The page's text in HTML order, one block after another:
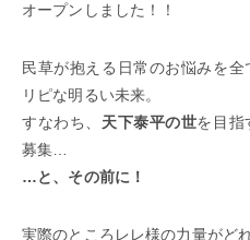
オープンしました！！
民草が抱える日常のお悩みを
リピな明るい未来。
すなわち、 天下泰平の世を目指
募集…
…と、その前に！
実際のところレレ様の力量がど